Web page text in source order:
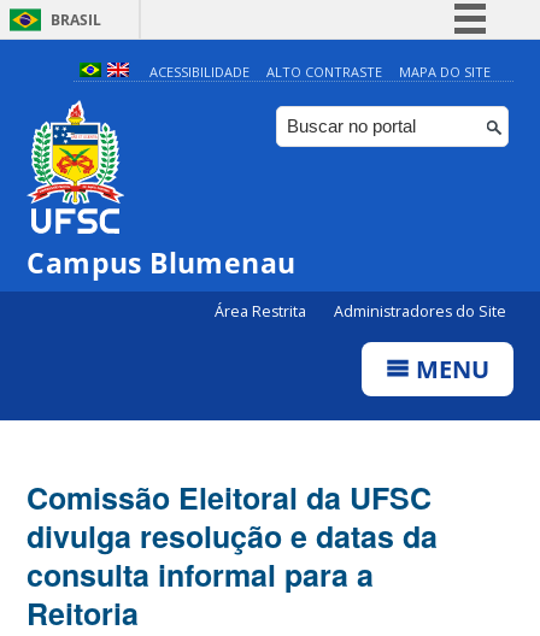
BRASIL
Simplifique!
Comunica BR
Participe
ACESSIBILIDADE ALTO CONTRASTE MAPA DO SITE
Campus Blumenau
Área Restrita Administradores do Site
MENU
Comissão Eleitoral da UFSC
divulga resolução e datas da
consulta informal para a
Reitoria